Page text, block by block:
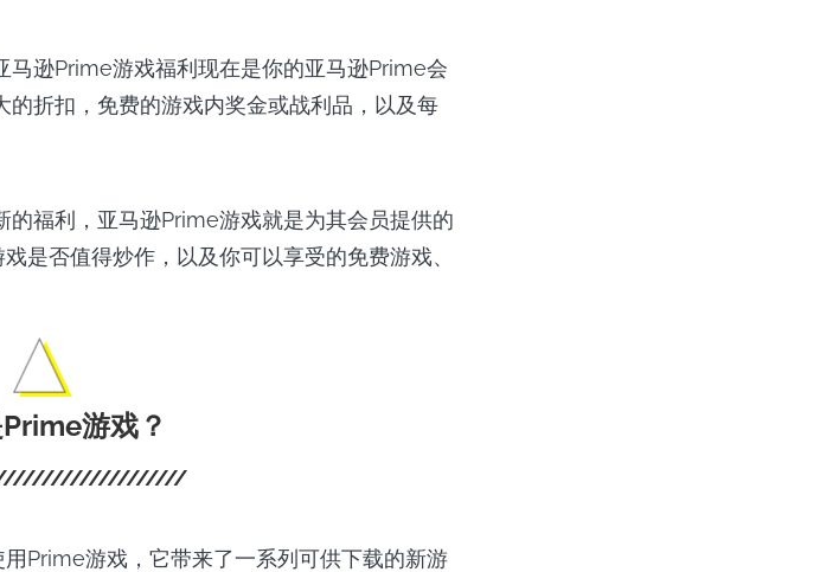
马逊Prime游戏福利现在是你的亚马逊Prime会
的折扣，免费的游戏内奖金或战利品，以及每
福利，亚马逊Prime游戏就是为其会员提供的
是否值得炒作，以及你可以享受的免费游戏、
游戏 ？
Prime游戏，它带来了一系列可供下载的新游